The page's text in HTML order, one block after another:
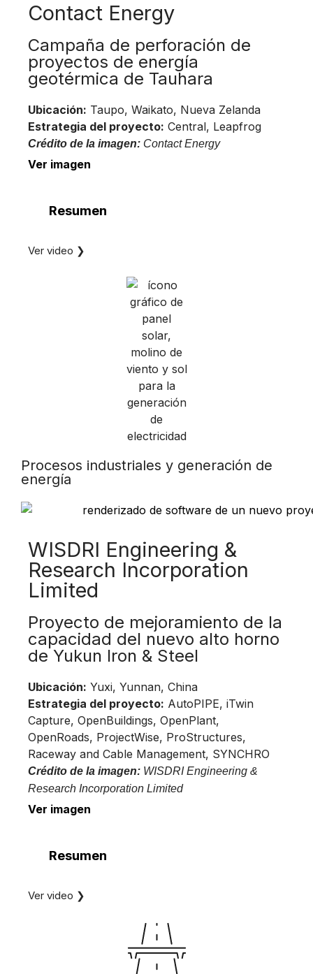
Contact Energy
Campaña de perforación de
proyectos de energía
geotérmica de Tauhara
Ubicación: Taupo, Waikato, Nueva Zelanda
Estrategia del proyecto: Central, Leapfrog
Crédito de la imagen: Contact Energy
Ver imagen
Resumen
Ver video ❯
Procesos industriales y generación de
energía
WISDRI Engineering &
Research Incorporation
Limited
Proyecto de mejoramiento de la
capacidad del nuevo alto horno
de Yukun Iron & Steel
Ubicación: Yuxi, Yunnan, China
Estrategia del proyecto: AutoPIPE, iTwin
Capture, OpenBuildings, OpenPlant,
OpenRoads, ProjectWise, ProStructures,
Raceway and Cable Management, SYNCHRO
Crédito de la imagen: WISDRI Engineering &
Research Incorporation Limited
Ver imagen
Resumen
Ver video ❯